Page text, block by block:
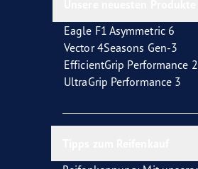
Eagle F1 Asymmetric 6
Vector 4Seasons Gen-3
EfficientGrip Performance 2
UltraGrip Performance 3